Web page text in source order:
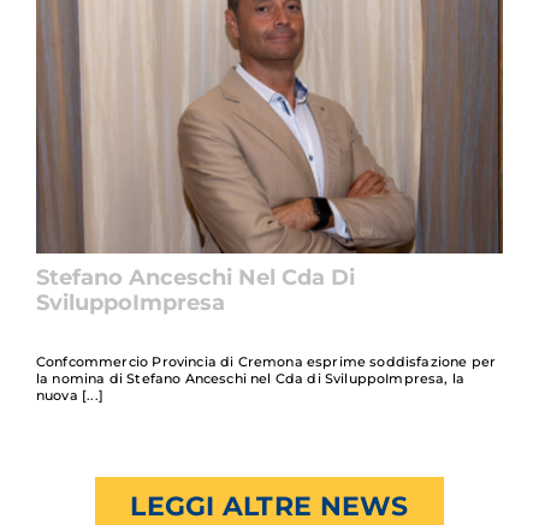
Stefano Anceschi Nel Cda Di
SviluppoImpresa
Confcommercio Provincia di Cremona esprime soddisfazione per
la nomina di Stefano Anceschi nel Cda di SviluppoImpresa, la
nuova
LEGGI ALTRE NEWS